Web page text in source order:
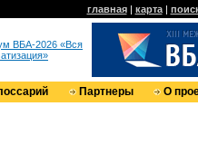
главная| карта|
ВБА-2026 «Вся
Партнеры О